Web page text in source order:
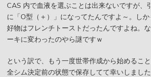
CAS 内で血液を選ぶことは出来ないですが、
に「O型（＋）」になってたんですよ～。し
好物はフレンチトーストだったんですよね。
ーキに変わったのやら謎ですｗ
という訳で、もう一度世帯作成から始めること
全シム決定前の状態で保存してて幸いしまし